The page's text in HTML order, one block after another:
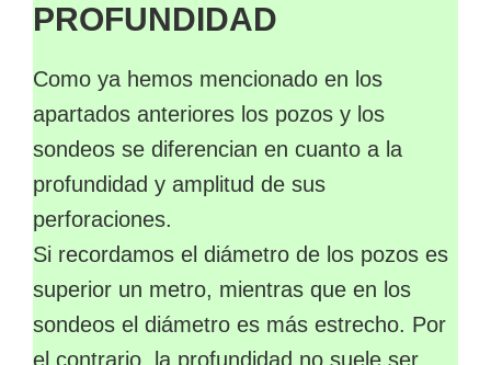
PROFUNDIDAD
Como ya hemos mencionado en los
apartados anteriores los pozos y los
sondeos se diferencian en cuanto a la
profundidad y amplitud de sus
perforaciones.
Si recordamos el diámetro de los pozos es
superior un metro, mientras que en los
sondeos el diámetro es más estrecho. Por
el contrario, la profundidad no suele ser